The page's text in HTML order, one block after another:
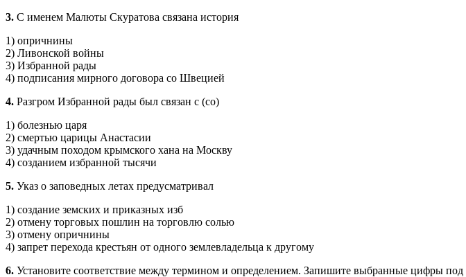
3. С именем Малюты Скуратова связана история
1) опричнины
2) Ливонской войны
3) Избранной рады
4) подписания мирного договора со Швецией
4. Разгром Избранной рады был связан с (со)
1) болезнью царя
2) смертью царицы Анастасии
3) удачным походом крымского хана на Москву
4) созданием избранной тысячи
5. Указ о заповедных летах предусматривал
1) создание земских и приказных изб
2) отмену торговых пошлин на торговлю солью
3) отмену опричнины
4) запрет перехода крестьян от одного землевладельца к другому
6. Установите соответствие между термином и определением. Запишите выбран­ные цифры